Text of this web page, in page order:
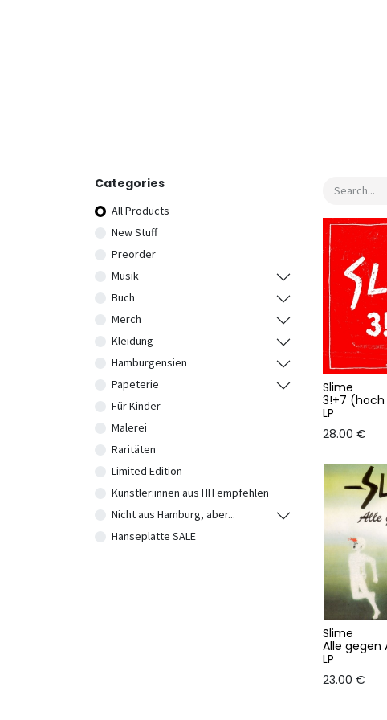
Categories
All Products
New Stuff
Preorder
Musik
Buch
Merch
Kleidung
Hamburgensien
Papeterie
Für Kinder
Malerei
Raritäten
Limited Edition
Künstler:innen aus HH empfehlen
Nicht aus Hamburg, aber...
Hanseplatte SALE
Slime
3!+7 (hoch
LP
28.00 €
Slime
Alle gegen
LP
23.00 €